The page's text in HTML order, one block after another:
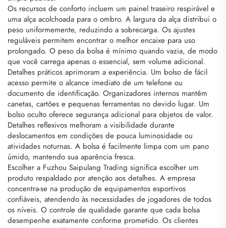
Os recursos de conforto incluem um painel traseiro respirável e
uma alça acolchoada para o ombro. A largura da alça distribui o
peso uniformemente, reduzindo a sobrecarga. Os ajustes
reguláveis permitem encontrar o melhor encaixe para uso
prolongado. O peso da bolsa é mínimo quando vazia, de modo
que você carrega apenas o essencial, sem volume adicional.
Detalhes práticos aprimoram a experiência. Um bolso de fácil
acesso permite o alcance imediato de um telefone ou
documento de identificação. Organizadores internos mantêm
canetas, cartões e pequenas ferramentas no devido lugar. Um
bolso oculto oferece segurança adicional para objetos de valor.
Detalhes reflexivos melhoram a visibilidade durante
deslocamentos em condições de pouca luminosidade ou
atividades noturnas. A bolsa é facilmente limpa com um pano
úmido, mantendo sua aparência fresca.
Escolher a Fuzhou Saipulang Trading significa escolher um
produto respaldado por atenção aos detalhes. A empresa
concentra-se na produção de equipamentos esportivos
confiáveis, atendendo às necessidades de jogadores de todos
os níveis. O controle de qualidade garante que cada bolsa
desempenhe exatamente conforme prometido. Os clientes